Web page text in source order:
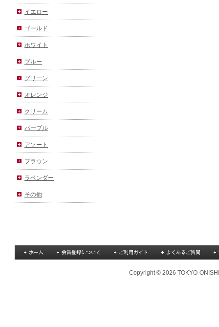
イエロー
ゴールド
ホワイト
ブルー
グリーン
オレンジ
クリーム
パープル
アソート
ブラウン
ラベンダー
その他
Copyright © 2026 TOKYO-